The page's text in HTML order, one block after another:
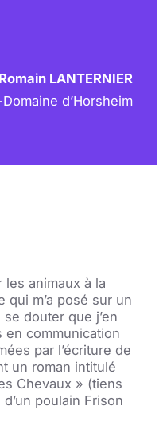
Romain LANTERNIER
d’Horsheim
animaux à la
qui m’a posé sur un
douter que j’en
communication
par l’écriture de
un roman intitulé
Chevaux » (tiens
poulain Frison